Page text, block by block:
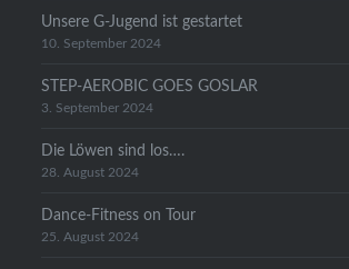
Unsere G-Jugend ist gestartet
10. September 2024
STEP-AEROBIC GOES GOSLAR
3. September 2024
Die Löwen sind los….
28. August 2024
Dance-Fitness on Tour
25. August 2024